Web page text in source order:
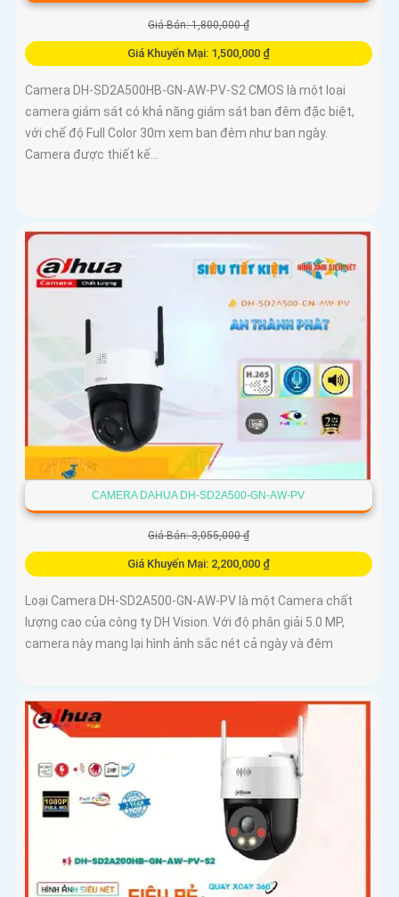
Giá Bán: 1,800,000 ₫
Giá Khuyến Mại: 1,500,000 ₫
Camera DH-SD2A500HB-GN-AW-PV-S2 CMOS là một loại
camera giám sát có khả năng giám sát ban đêm đặc biệt,
với chế độ Full Color 30m xem ban đêm như ban ngày.
Camera được thiết kế...
CAMERA DAHUA DH-SD2A500-GN-AW-PV
Giá Bán: 3,055,000 ₫
Giá Khuyến Mại: 2,200,000 ₫
Loại Camera DH-SD2A500-GN-AW-PV là một Camera chất
lượng cao của công ty DH Vision. Với độ phân giải 5.0 MP,
camera này mang lại hình ảnh sắc nét cả ngày và đêm